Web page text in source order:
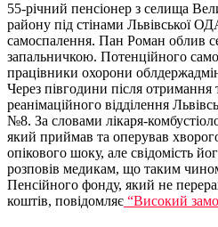
55-річний пенсіонер з селища
району під стінами Львівської
самоспалення. Пан Роман облив
запальничкою. Потенційного
працівники охорони
Через півгодини після
реанімаційного відділення
№8. За словами лікаря-
який приймав та оперував
опікового шоку, але свідомість
розповів медикам, що таким
Пенсійного фонду, який не
коштів, повідомляє “Високий